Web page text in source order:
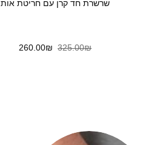
שרשרת חד קרן עם חריטת אות
325.00₪
המחיר
260.00₪